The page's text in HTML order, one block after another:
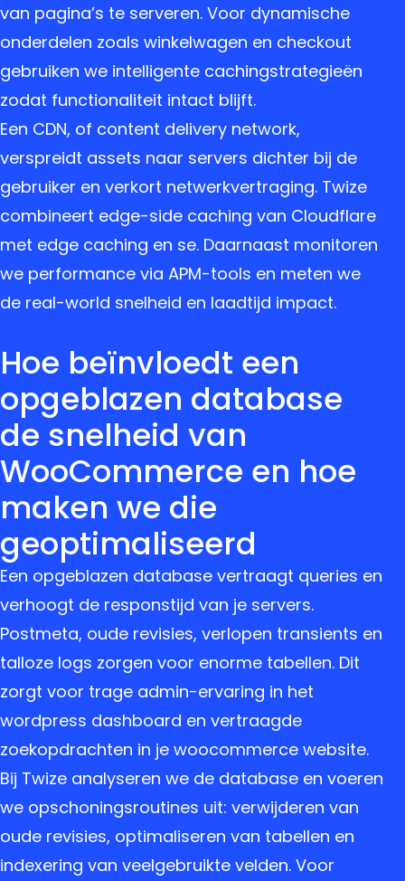
van pagina’s te serveren. Voor dynamische
onderdelen zoals winkelwagen en checkout
gebruiken we intelligente cachingstrategieën
zodat functionaliteit intact blijft.
Een CDN, of content delivery network,
verspreidt assets naar servers dichter bij de
gebruiker en verkort netwerkvertraging. Twize
combineert edge-side caching van Cloudflare
met edge caching en se. Daarnaast monitoren
we performance via APM-tools en meten we
de real-world snelheid en laadtijd impact.
Hoe beïnvloedt een
opgeblazen database
de snelheid van
WooCommerce en hoe
maken we die
geoptimaliseerd
Een opgeblazen database vertraagt queries en
verhoogt de responstijd van je servers.
Postmeta, oude revisies, verlopen transients en
talloze logs zorgen voor enorme tabellen. Dit
zorgt voor trage admin-ervaring in het
wordpress dashboard en vertraagde
zoekopdrachten in je woocommerce website.
Bij Twize analyseren we de database en voeren
we opschoningsroutines uit: verwijderen van
oude revisies, optimaliseren van tabellen en
indexering van veelgebruikte velden. Voor